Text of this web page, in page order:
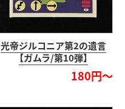
光帝ジルコニア第2の遺言
【ガムラ/第10弾】
180円～